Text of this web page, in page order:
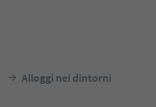
Alloggi nei dintorni